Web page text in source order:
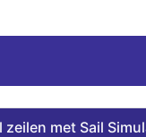
zeilen met Sail